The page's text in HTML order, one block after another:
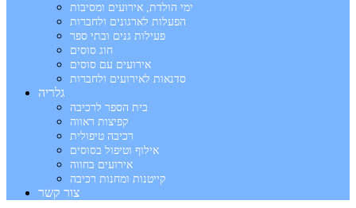
ימי הולדת, אירועים ומסיבות
הפעלות לארגונים ולחברות
פעילות גנים ובתי ספר
חוג סוסים
אירועים עם סוסים
סדנאות לאירועים ולחברות
גלריה
בית הספר לרכיבה
קפיצות ראווה
רכיבה טיפולית
אילוף וטיפול בסוסים
אירועים בחווה
קייטנות ומחנות רכיבה
צור קשר